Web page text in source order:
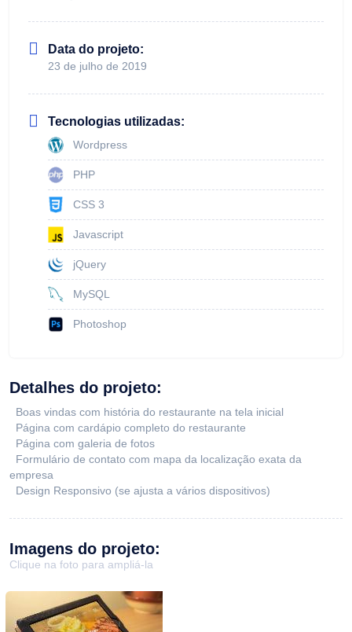
Data do projeto:
23 de julho de 2019
Tecnologias utilizadas:
Wordpress
PHP
CSS 3
Javascript
jQuery
MySQL
Photoshop
Detalhes do projeto:
Boas vindas com história do restaurante na tela inicial
Página com cardápio completo do restaurante
Página com galeria de fotos
Formulário de contato com mapa da localização exata da
empresa
Design Responsivo (se ajusta a vários dispositivos)
Imagens do projeto:
Clique na foto para ampliá-la